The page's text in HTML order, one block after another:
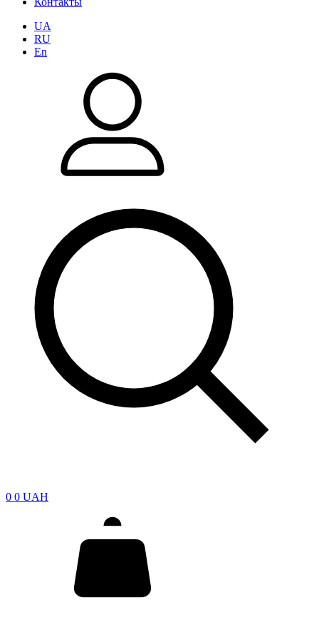
UA
RU
En
0 0 UAH